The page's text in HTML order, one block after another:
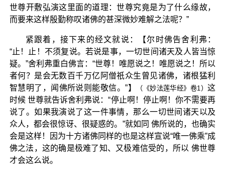
世尊开敷弘演这里面的道理：世尊究竟是为了什么缘故，
而要来这样殷勤称叹诸佛的甚深微妙难解之法呢？”
紧跟着，接下来的经文就说：【尔时佛告舍利弗：
“止！止！不须复说。若说是事，一切世间诸天及人皆当惊
疑。”舍利弗重白佛言：“世尊！唯愿说之！唯愿说之！所以
者何？是会无数百千万亿阿僧祇众生曾见诸佛，诸根猛利
智慧明了，闻佛所说则能敬信。”】
（《妙法莲华经》卷1）这
时候 世尊就告诉舍利弗说：“停止啊！停止啊！你不需要再
说了。如果我演说了这一件事情，那么一切世间诸天以及
众人，都会很惊讶、很疑惑的。”就如同 佛所说的，也确实
会是这样！因为十方诸佛同样的也是这样宣说“唯一佛乘”成
佛之法，这的确是极难了知、又极难信受的，所以 佛世尊
才会这么说。